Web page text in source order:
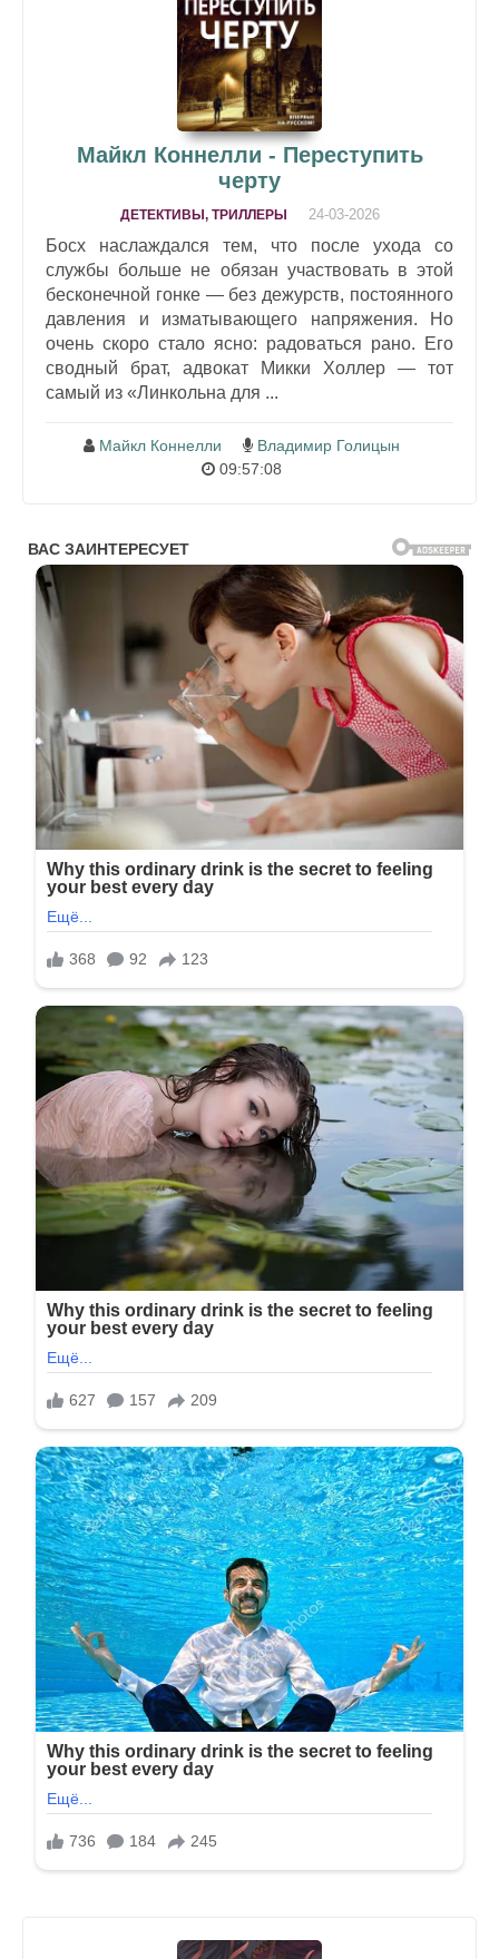
Майкл Коннелли - Переступить
черту
ДЕТЕКТИВЫ, ТРИЛЛЕРЫ 24-03-2026
Босх наслаждался тем, что после ухода со
службы больше не обязан участвовать в этой
бесконечной гонке — без дежурств, постоянного
давления и изматывающего напряжения. Но
очень скоро стало ясно: радоваться рано. Его
сводный брат, адвокат Микки Холлер — тот
самый из «Линкольна для ...
Майкл Коннелли
Владимир Голицын
09:57:08